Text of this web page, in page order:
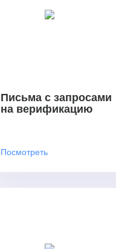
Письма с запросами
на верификацию
Посмотреть